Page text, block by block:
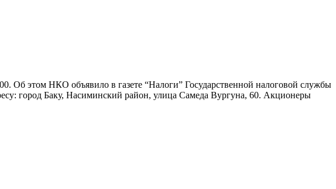
Об этом НКО объявило в газете “Налоги” Государственной налоговой службы
город Баку, Насиминский район, улица Самеда Вургуна, 60. Акционеры